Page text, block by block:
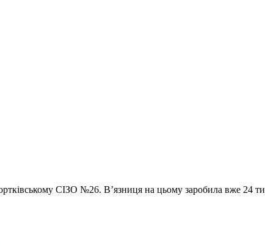
СІЗО №26. В’язниця на цьому заробила вже 24